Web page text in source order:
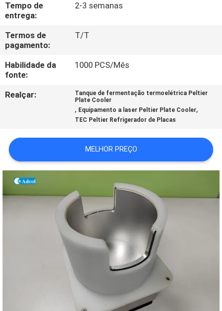
CONTATO
E.U.
NOTÍCIA
CASOS
DO
SITE
PRIVACY
Tempo de
entrega:
2-3 semanas
Termos de
pagamento:
T/T
Habilidade da
fonte:
1000 PCS/Mês
Realçar:
Tanque de fermentação termoelétrica Peltier
Plate Cooler
, Equipamento a laser Peltier Plate Cooler,
TEC Peltier Refrigerador de Placas
MELHOR PREÇO